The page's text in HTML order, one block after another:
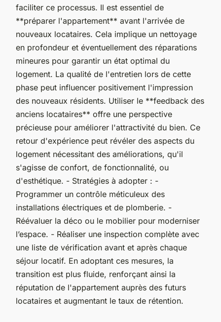
faciliter ce processus. Il est essentiel de
**préparer l'appartement** avant l'arrivée de
nouveaux locataires. Cela implique un nettoyage
en profondeur et éventuellement des réparations
mineures pour garantir un état optimal du
logement. La qualité de l'entretien lors de cette
phase peut influencer positivement l'impression
des nouveaux résidents. Utiliser le **feedback des
anciens locataires** offre une perspective
précieuse pour améliorer l'attractivité du bien. Ce
retour d'expérience peut révéler des aspects du
logement nécessitant des améliorations, qu'il
s'agisse de confort, de fonctionnalité, ou
d'esthétique. - Stratégies à adopter : -
Programmer un contrôle méticuleux des
installations électriques et de plomberie. -
Réévaluer la déco ou le mobilier pour moderniser
l’espace. - Réaliser une inspection complète avec
une liste de vérification avant et après chaque
séjour locatif. En adoptant ces mesures, la
transition est plus fluide, renforçant ainsi la
réputation de l'appartement auprès des futurs
locataires et augmentant le taux de rétention.